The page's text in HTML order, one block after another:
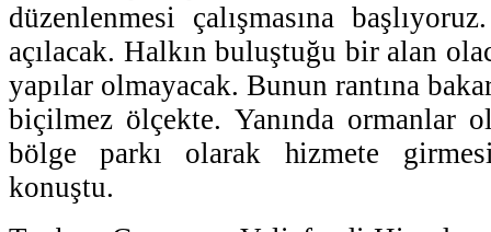
düzenlenmesi çalışmasına
açılacak. Halkın buluştuğu bir alan
yapılar olmayacak. Bunun rantına
biçilmez ölçekte. Yanında ormanlar
bölge parkı olarak hizmete
konuştu.